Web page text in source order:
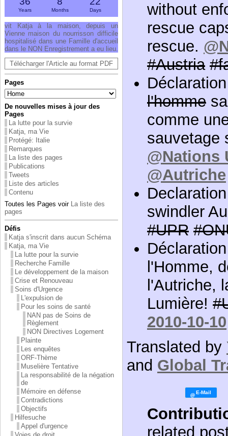
Years Months Days
vit Katja à la maison, depuis un
Vienne maison du nourrisson difficile
hospitalisé dans une Famille d'accueil
dans le NON Enregistrement a eu lieu.
Télécharger l'Article au format PDF
Pages
De nouvelles mises à jour des
Pages
La lutte pour la survie
Katja, ma Vie
Protégé: Italie
Remarques
La liste des pages
Publications
Tweets
Liste des articles
Contenu
Toutes les Pages voir
La liste des
pages
Défis
Katja s'inscrit dans aucun Schéma
Katja, ma Vie
La lutte pour la survie
Recherche Famille
Le développement de la maison
Crise et Renouveau
Soins d'Urgence
L'expulsion de
Pour les soins de santé
NAN pas de Soins de
Règlement
NON Directives Logement
Plainte
Les enquêtes
ORF-Thème
Muselière Tentative
La responsabilité de la négation
de
Mémoire en défense
Contradictions
Objectifs
Hilfesuche
Appel d'urgence
without
rescue
rescue.
#Austria
l'homme
comme
sauvetage
@Nations
@Autriche
swindler
#UPR
l'Homme,
l'Autriche,
Lumière!
2010-10-10
Translated by
and Global
related